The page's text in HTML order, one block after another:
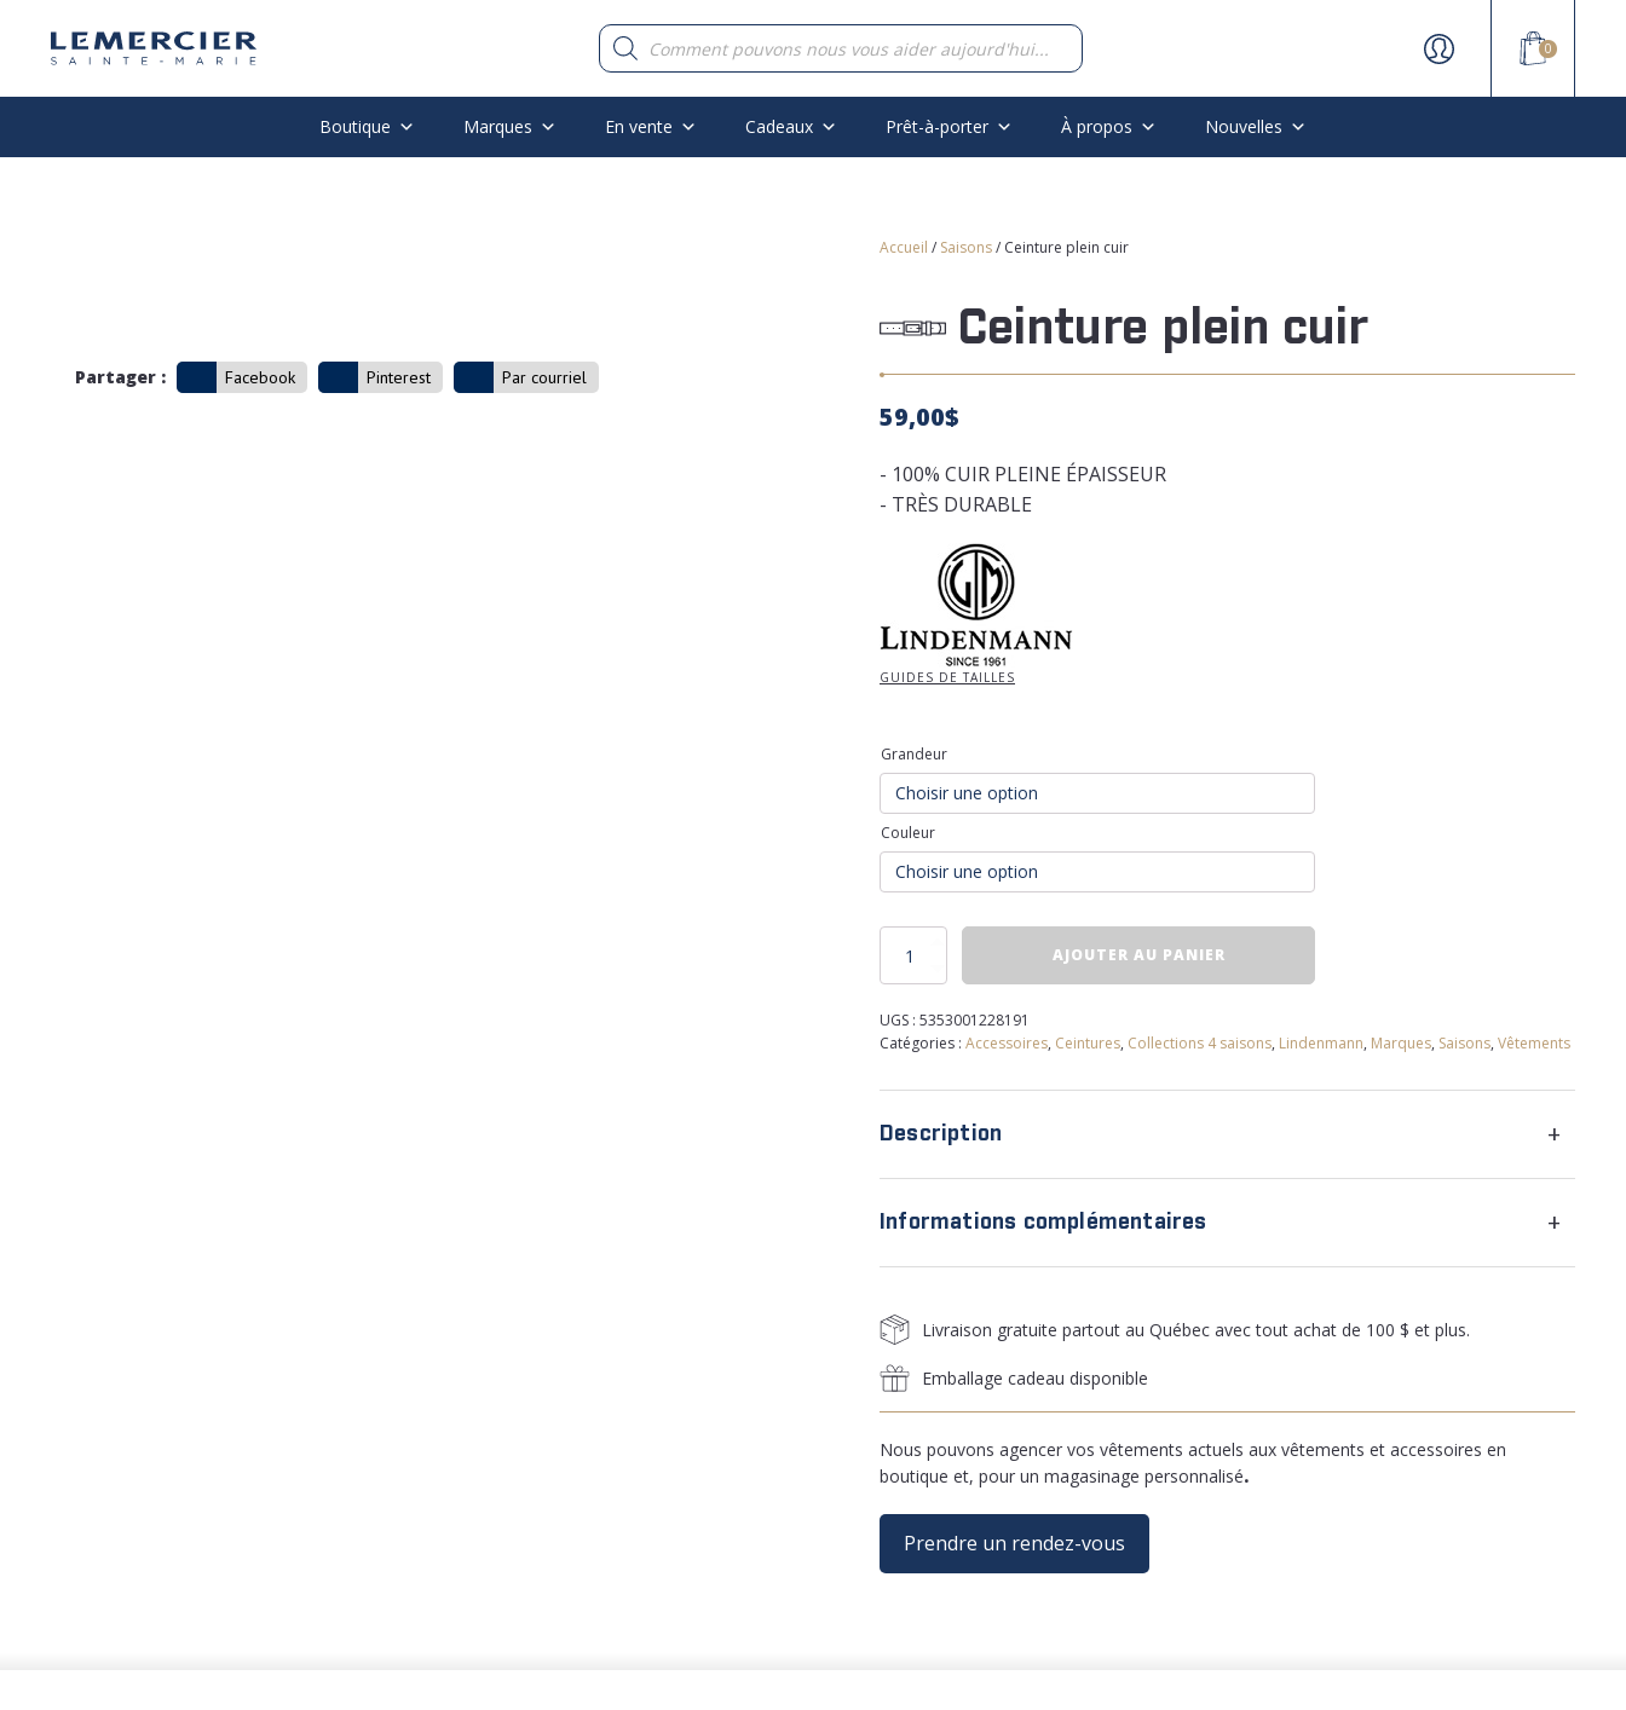
Recherche
de
produits
0
Boutique Marques En vente Cadeaux Prêt-à-porter À propos Nouvelles
Partager : Facebook Pinterest Par courriel
Accueil / Saisons/ Ceinture plein cuir
Ceinture plein cuir
59,00$
- 100% CUIR PLEINE ÉPAISSEUR
- TRÈS DURABLE
GUIDES DE TAILLES
Grandeur
Couleur
quantité
plein
cuir
AJOUTER AU PANIER
UGS : 5353001228191
Catégories : Accessoires, Ceintures, Collections 4 saisons, Lindenmann, Marques, Saisons, Vêtements
Description +
Informations complémentaires +
Livraison gratuite partout au Québec avec tout achat de 100 $ et plus.
Emballage cadeau disponible
Nous pouvons agencer vos vêtements actuels aux vêtements et accessoires en
boutique et, pour un magasinage personnalisé.
Prendre un rendez-vous